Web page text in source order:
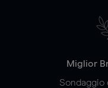
Miglior
Sondaggio